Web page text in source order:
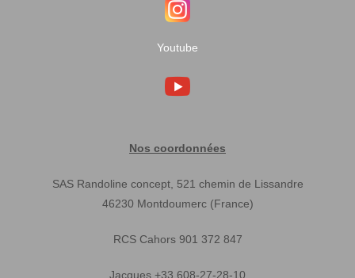
Youtube
Nos coordonnées
SAS Randoline concept, 521 chemin de Lissandre
46230 Montdoumerc (France)
RCS Cahors 901 372 847
Jacques +33 608-27-28-10